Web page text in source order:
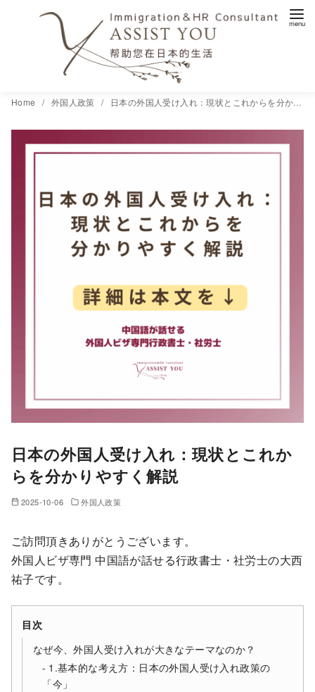
Home 外国人政策 日本の外国人受け入れ：現状とこれからを分かりやすく解説<gwmw style="display:none;"></gwmw><gwmw style="display:none;"></gwmw>
日本の外国人受け入れ：現状とこれか
らを分かりやすく解説
2025-10-06 外国人政策
ご訪問頂きありがとうございます。
外国人ビザ専門 中国語が話せる行政書士・社労士の大西
祐子です。
目次
なぜ今、外国人受け入れが大きなテーマなのか？
1.基本的な考え方：日本の外国人受け入れ政策の
「今」